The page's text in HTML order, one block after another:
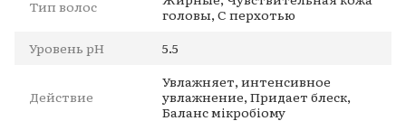
Тип волос
головы, С перхотью
Уровень pH
5.5
Действие
Увлажняет, интенсивное
увлажнение, Придает блеск,
Баланс мікробіому